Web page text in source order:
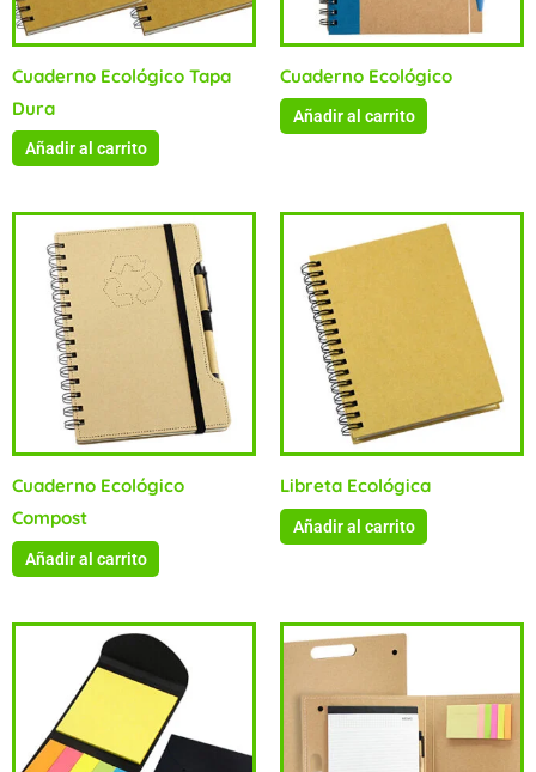
Cuaderno Ecológico Tapa
Dura
Añadir al carrito
Cuaderno Ecológico
Añadir al carrito
Cuaderno Ecológico
Compost
Añadir al carrito
Libreta Ecológica
Añadir al carrito